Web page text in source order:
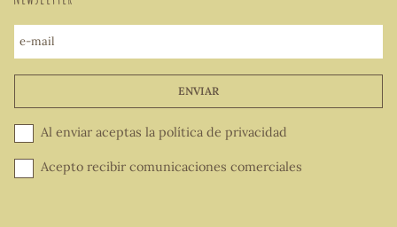
e-mail
ENVIAR
Al enviar aceptas la política de privacidad
Acepto recibir comunicaciones comerciales